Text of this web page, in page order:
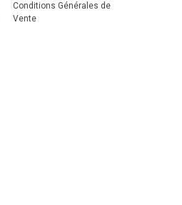
Conditions Générales de
Vente